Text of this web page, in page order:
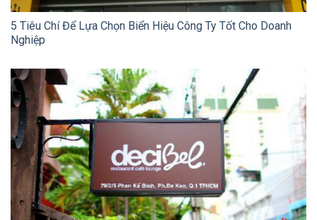
5 Tiêu Chí Để Lựa Chọn Biển Hiệu Công Ty Tốt Cho Doanh
Nghiệp